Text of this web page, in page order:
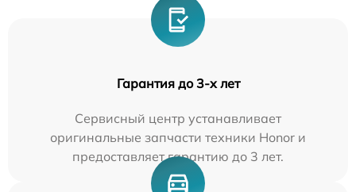
Гарантия до 3-х лет
Сервисный центр устанавливает
оригинальные запчасти техники Honor и
предоставляет гарантию до 3 лет.